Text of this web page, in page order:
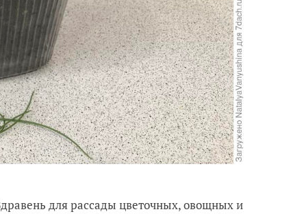
для рассады цветочных, овощных и